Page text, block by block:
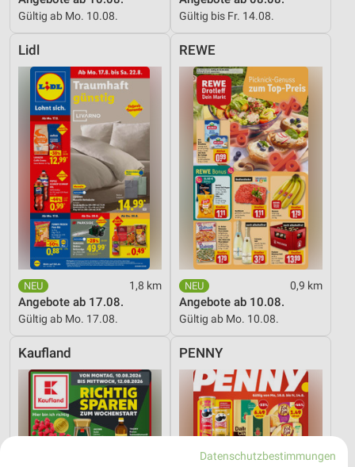
Gültig ab Mo. 10.08. Gültig bis Fr. 14.08.
Lidl
1,8 km
Angebote ab 17.08.
Gültig ab Mo. 17.08.
REWE
0,9 km
Angebote ab 10.08.
Gültig ab Mo. 10.08.
Kaufland PENNY
Datenschutzbestimmungen